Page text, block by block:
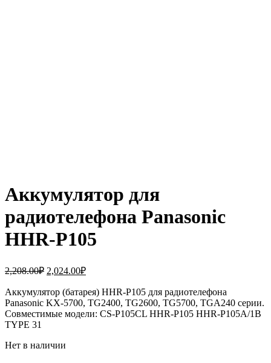
Аккумулятор для
радиотелефона Panasonic
HHR-P105
2,208.00₽ Первоначальная
составляла
2,208.00₽.
2,024.00₽Текущая
2,024.00₽.
Аккумулятор (батарея) HHR-P105 для радиотелефона
Panasonic KX-5700, TG2400, TG2600, TG5700, TGA240 серии.
Совместимые модели: CS-P105CL HHR-P105 HHR-P105A/1B
TYPE 31
Нет в наличии